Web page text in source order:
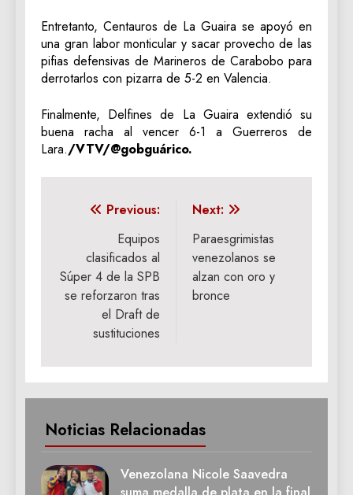
Entretanto, Centauros de La Guaira se apoyó en
una gran labor monticular y sacar provecho de las
pifias defensivas de Marineros de Carabobo para
derrotarlos con pizarra de 5-2 en Valencia.
Finalmente, Delfines de La Guaira extendió su
buena racha al vencer 6-1 a Guerreros de
Lara./VTV/@gobguárico.
Navegación
entradas
Previous:
Equipos
clasificados al
Súper 4 de la SPB
se reforzaron tras
el Draft de
sustituciones
Next:
Paraesgrimistas
venezolanos se
alzan con oro y
bronce
Noticias Relacionadas
Venezolana Nicole Saavedra